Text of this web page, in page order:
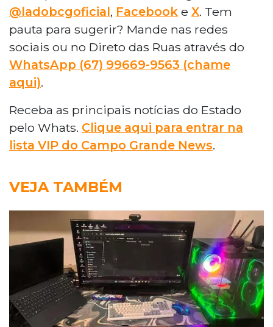
@ladobcgoficial, Facebook e X. Tem
pauta para sugerir? Mande nas redes
sociais ou no Direto das Ruas através do
WhatsApp (67) 99669-9563 (chame
aqui).
Receba as principais notícias do Estado
pelo Whats. Clique aqui para entrar na
lista VIP do Campo Grande News.
VEJA TAMBÉM